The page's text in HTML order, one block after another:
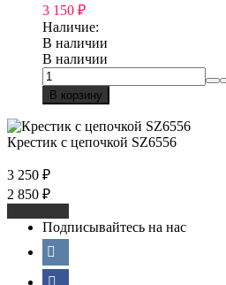
3 150 ₽
Наличие:
В наличии
В наличии
В корзину
Крестик с цепочкой SZ6556
3 250 ₽
2 850 ₽
Подписывайтесь на нас